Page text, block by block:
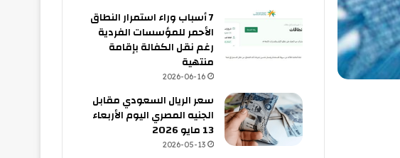
7 أسباب وراء استمرار النطاق
الأحمر للمؤسسات الفردية
رغم نقل الكفالة بإقامة
منتهية
2026-06-16
سعر الريال السعودي مقابل
الجنيه المصري اليوم الأربعاء
13 مايو 2026
2026-05-13